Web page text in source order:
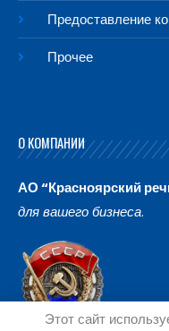
Предоставление
Прочее
О КОМПАНИИ
АО “Красноярский
для вашего бизнеса.
Этот сайт